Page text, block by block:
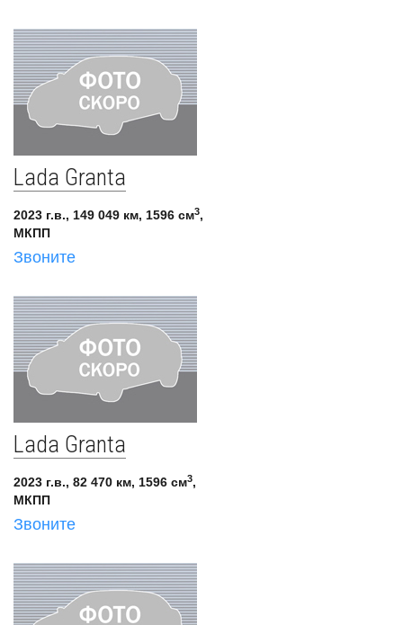
Lada Granta
2023 г.в., 149 049 км, 1596 см3,
МКПП
Звоните
Lada Granta
2023 г.в., 82 470 км, 1596 см3,
МКПП
Звоните